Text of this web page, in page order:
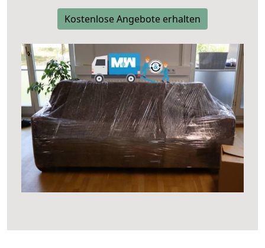
Kostenlose Angebote erhalten